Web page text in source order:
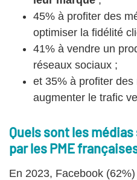
45% à profiter des
optimiser la fidélité
41% à vendre un
réseaux sociaux ;
et 35% à profiter
augmenter le trafic
Quels sont les
par les PME
En 2023, Facebook